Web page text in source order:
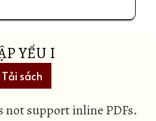
YẾU I
Tải sách
not support inline PDFs.